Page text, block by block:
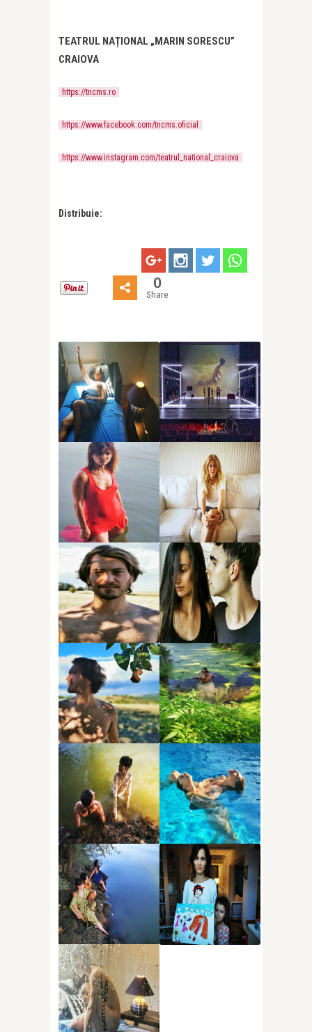
TEATRUL NAȚIONAL „MARIN SORESCU”
CRAIOVA
https://tncms.ro
https://www.facebook.com/tncms.oficial
https://www.instagram.com/teatrul_national_craiova
Distribuie:
0
Share